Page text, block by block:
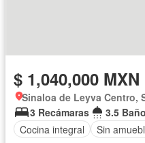
$ 1,040,000 MXN
Sinaloa de Leyva Centro,
3 Recámaras
3.5
Cocina integral
Sin